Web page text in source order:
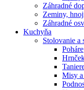
Záhradné
Zeminy,
Záhradné
Kuchyňa
Stolovanie a
Poháre
Misy